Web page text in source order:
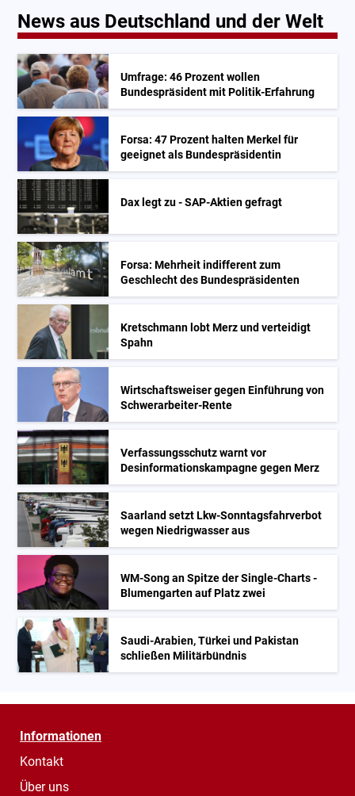
News aus Deutschland und der Welt
Umfrage: 46 Prozent wollen
Bundespräsident mit Politik-Erfahrung
Forsa: 47 Prozent halten Merkel für
geeignet als Bundespräsidentin
Dax legt zu - SAP-Aktien gefragt
Forsa: Mehrheit indifferent zum
Geschlecht des Bundespräsidenten
Kretschmann lobt Merz und verteidigt
Spahn
Wirtschaftsweiser gegen Einführung von
Schwerarbeiter-Rente
Verfassungsschutz warnt vor
Desinformationskampagne gegen Merz
Saarland setzt Lkw-Sonntagsfahrverbot
wegen Niedrigwasser aus
WM-Song an Spitze der Single-Charts -
Blumengarten auf Platz zwei
Saudi-Arabien, Türkei und Pakistan
schließen Militärbündnis
Informationen
Kontakt
Über uns